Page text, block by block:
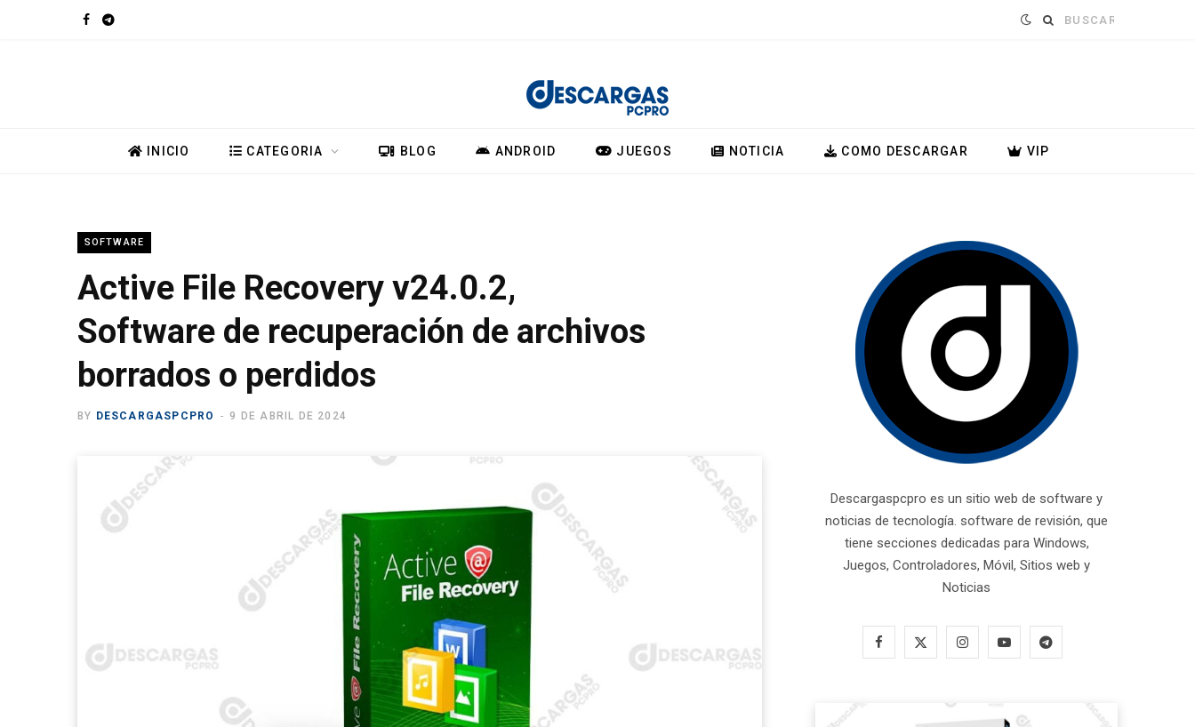
F
o
k
T
a
m
Buscar:
INICIO CATEGORIA BLOG ANDROID JUEGOS NOTICIA COMO DESCARGAR VIP
SOFTWARE
Active File Recovery v24.0.2,
Software de recuperación de archivos
borrados o perdidos
BY DESCARGASPCPRO 9 DE ABRIL DE 2024
Descargaspcpro es un sitio web de software y
noticias de tecnología. software de revisión, que
tiene secciones dedicadas para Windows,
Juegos, Controladores, Móvil, Sitios web y
Noticias
F I Y T